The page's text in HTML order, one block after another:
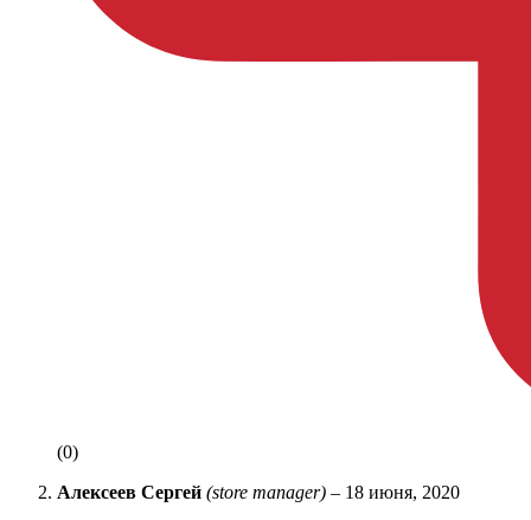
(0)
Алексеев Сергей (store manager) – 18 июня, 2020